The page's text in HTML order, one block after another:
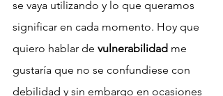
se vaya utilizando y lo que queramos
significar en cada momento. Hoy que
quiero hablar de vulnerabilidad me
gustaría que no se confundiese con
debilidad y sin embargo en ocasiones